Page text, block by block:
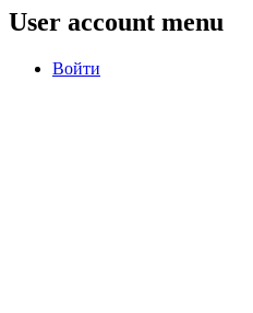
User account menu
Войти